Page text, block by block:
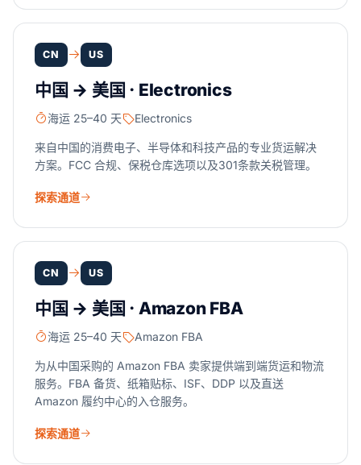
CN US
中国 → 美国 · Electronics
海运 25–40 天 Electronics
来自中国的消费电子、半导体和科技产品的专业货运解决
方案。FCC 合规、保税仓库选项以及301条款关税管理。
探索通道
CN US
中国 → 美国 · Amazon FBA
海运 25–40 天 Amazon FBA
为从中国采购的 Amazon FBA 卖家提供端到端货运和物流
服务。FBA 备货、纸箱贴标、ISF、DDP 以及直送
Amazon 履约中心的入仓服务。
探索通道